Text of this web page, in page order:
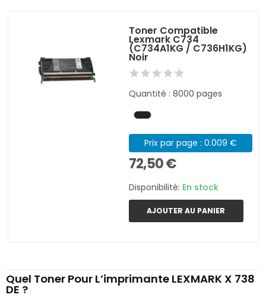
Toner Compatible
Lexmark C734
(C734A1KG / C736H1KG)
Noir
Quantité : 8000 pages
Prix par page : 0.009 €
72,50 €
Disponibilité: En stock
AJOUTER AU PANIER
Quel Toner Pour L’imprimante LEXMARK X 738
DE ?